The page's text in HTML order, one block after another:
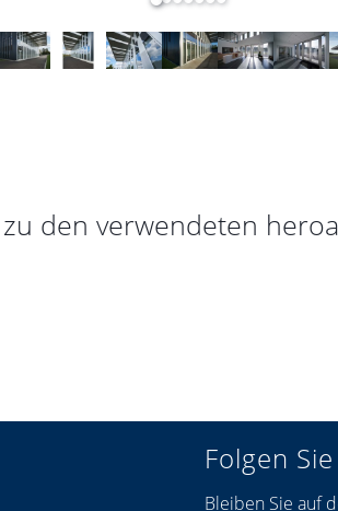
den verwendeten
Folgen
Bleiben Sie auf